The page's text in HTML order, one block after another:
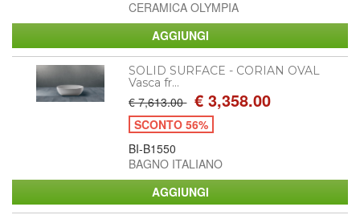
CERAMICA OLYMPIA
SOLID SURFACE - CORIAN OVAL
Vasca fr...
€ 7,613.00 € 3,358.00
SCONTO 56%
BI-B1550
BAGNO ITALIANO